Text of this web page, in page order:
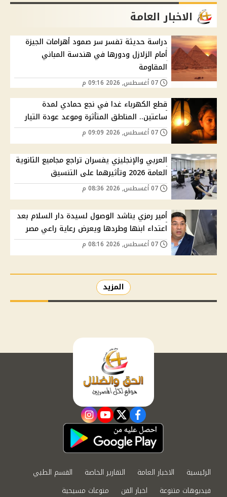
الاخبار العامة
دراسة حديثة تفسر سر صمود أهرامات الجيزة
أمام الزلازل ودورها في هندسة المباني
المقاومة
قطع الكهرباء غدا في نجع حمادي لمدة
ساعتين.. المناطق المتأثرة وموعد عودة التيار
العربي والإنجليزي يفسران تراجع مجاميع الثانوية
العامة 2026 وتأثيرهما على التنسيق
أمير رمزي يناشد الوصول لسيدة دار السلام بعد
اعتداء ابنها وطردها ويعرض رعاية راعي مصر
المزيد
facebook
twitter
youtube
instagram
الرئيسية الاخبار العامة التقارير الخاصة
القسم الطبي
فيديوهات متنوعة
اخبار الفن منوعات مسيحية